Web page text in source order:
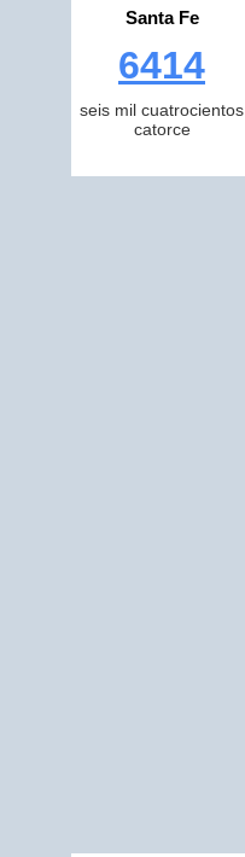
Santa Fe
6414
seis mil cuatrocientos
catorce